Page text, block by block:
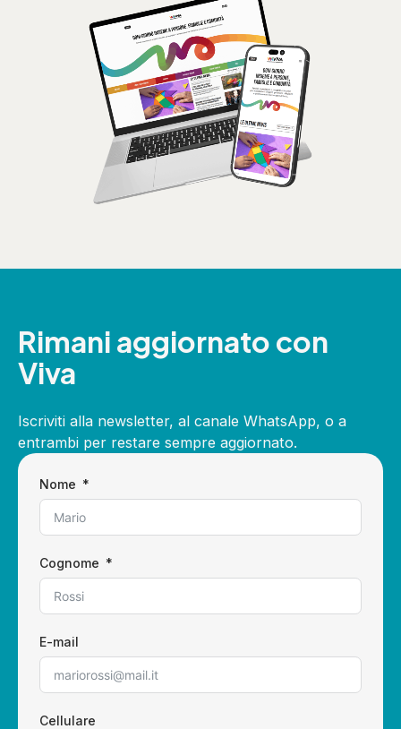
Rimani aggiornato con
Viva
Iscriviti alla newsletter, al canale WhatsApp, o a
entrambi per restare sempre aggiornato.
Nome
Cognome
E-mail
Cellulare